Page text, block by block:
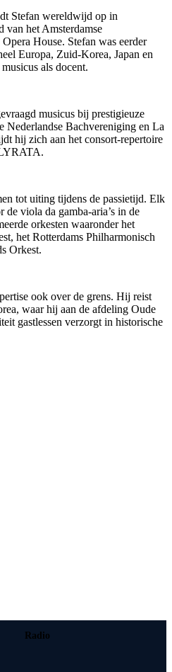
Stefan wereldwijd op in
van het Amsterdamse
House. Stefan was eerder
Europa, Zuid-Korea, Japan en
als docent.
musicus bij prestigieuze
Nederlandse Bachvereniging en La
hij zich aan het consort-repertoire
tot uiting tijdens de passietijd. Elk
viola da gamba-aria’s in de
orkesten waaronder het
het Rotterdams Philharmonisch
Orkest.
ook over de grens. Hij reist
waar hij aan de afdeling Oude
gastlessen verzorgt in historische
Radio